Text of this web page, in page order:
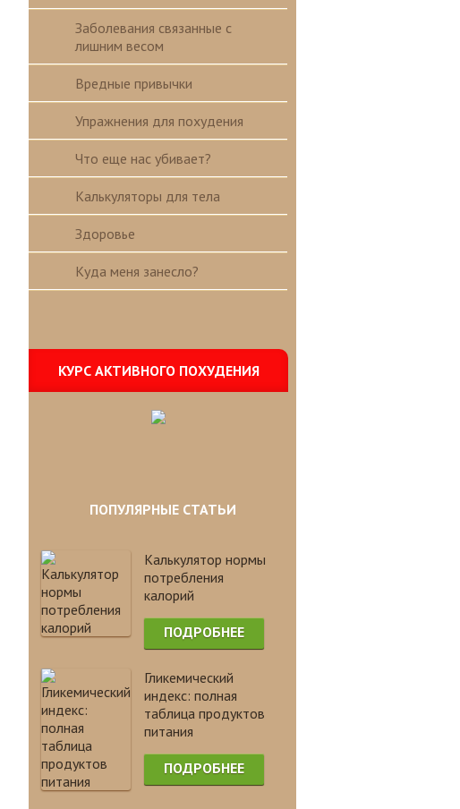
Заболевания связанные с
лишним весом
Вредные привычки
Упражнения для похудения
Что еще нас убивает?
Калькуляторы для тела
Здоровье
Куда меня занесло?
КУРС АКТИВНОГО ПОХУДЕНИЯ
ПОПУЛЯРНЫЕ СТАТЬИ
Калькулятор нормы
потребления
калорий
ПОДРОБНЕЕ
Гликемический
индекс: полная
таблица продуктов
питания
ПОДРОБНЕЕ